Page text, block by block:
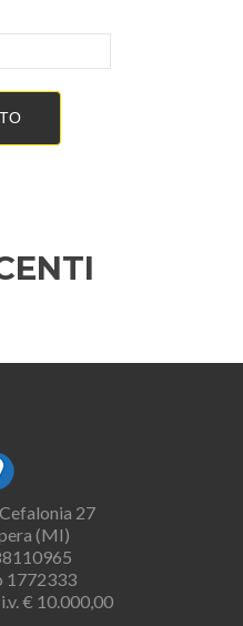
27
(MI)
1772333
€ 10.000,00